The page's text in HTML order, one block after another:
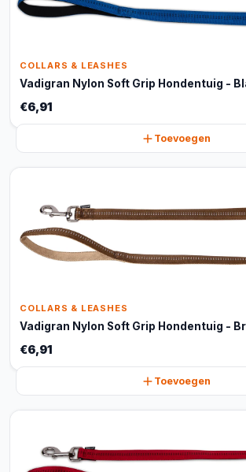
COLLARS & LEASHES
Vadigran Nylon Soft Grip Hondentuig -
€6,91
Toevoegen
COLLARS & LEASHES
Vadigran Nylon Soft Grip Hondentuig -
€6,91
Toevoegen